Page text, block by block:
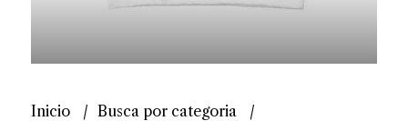
Inicio
Busca por categoria